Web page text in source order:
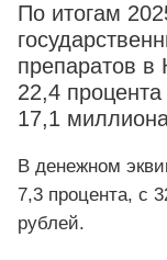
По итогам
препаратов в
22,4
17,1
В денежном
7,3 процента, с
рублей.